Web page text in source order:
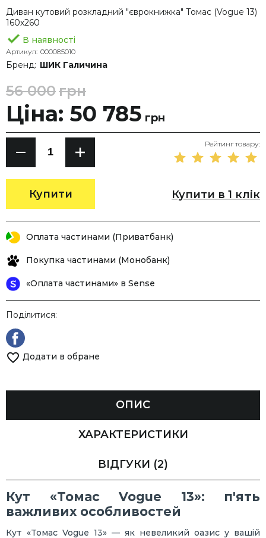
Диван кутовий розкладний "єврокнижка" Томас (Vogue 13)
160х260
В наявності
Артикул: 000085010
Бренд: ШИК Галичина
56 000грн
Ціна: 50 785 грн
Купити
Рейтинг товару:
Купити в 1 клік
Оплата частинами (Приватбанк)
Покупка частинами (Монобанк)
«Оплата частинами» в Sense
Поділитися:
Додати в обране
ОПИС
ХАРАКТЕРИСТИКИ
ВІДГУКИ (2)
Кут «Томас Vogue 13»: п'ять
важливих особливостей
Кут «Томас Vogue 13» — як невеликий оазис у вашій